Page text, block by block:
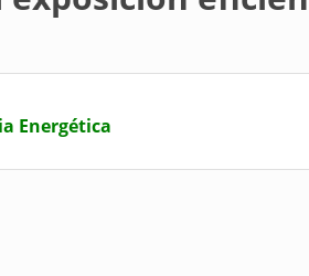
Energética